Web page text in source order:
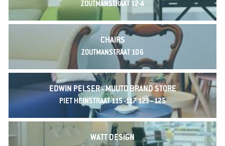
ZOUTMANSTRAAT 12-A
CHAIRS
ZOUTMANSTRAAT 106
EDWIN PELSER - MUUTO BRAND STORE
PIET HEINSTRAAT 115 -117 123 - 125
WATT DESIGN